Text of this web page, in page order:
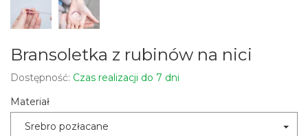
Bransoletka z rubinów na nici
Dostępność: Czas realizacji do 7 dni
Materiał
Srebro pozłacane